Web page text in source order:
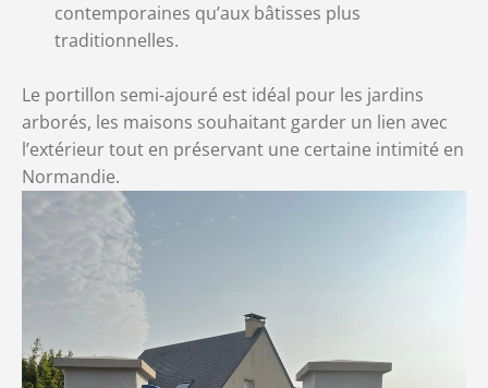
contemporaines qu’aux bâtisses plus
traditionnelles.
Le portillon semi-ajouré est idéal pour les jardins
arborés, les maisons souhaitant garder un lien avec
l’extérieur tout en préservant une certaine intimité en
Normandie.